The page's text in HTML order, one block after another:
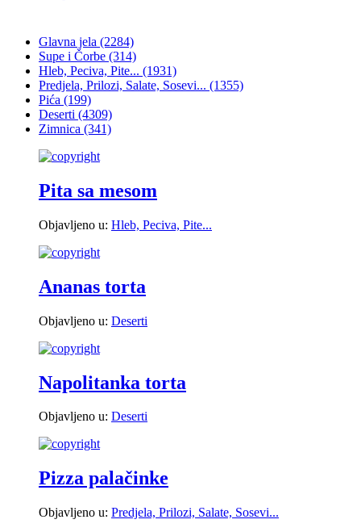
Glavna jela (2284)
Supe i Čorbe (314)
Hleb, Peciva, Pite... (1931)
Predjela, Prilozi, Salate, Sosevi... (1355)
Pića (199)
Deserti (4309)
Zimnica (341)
Pita sa mesom
Objavljeno u: Hleb, Peciva, Pite...
Ananas torta
Objavljeno u: Deserti
Napolitanka torta
Objavljeno u: Deserti
Pizza palačinke
Objavljeno u: Predjela, Prilozi, Salate, Sosevi...